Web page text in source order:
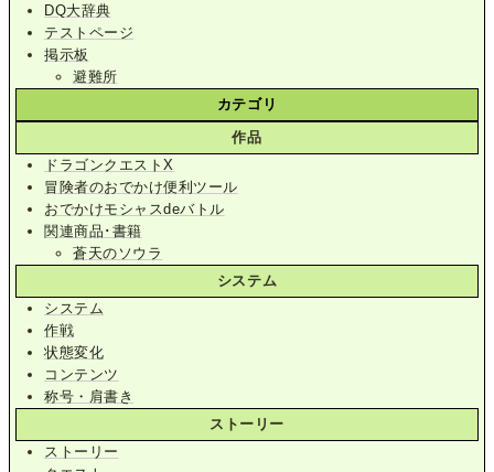
DQ大辞典
テストページ
掲示板
避難所
カテゴリ
作品
ドラゴンクエストX
冒険者のおでかけ便利ツール
おでかけモシャスdeバトル
関連商品･書籍
蒼天のソウラ
システム
システム
作戦
状態変化
コンテンツ
称号・肩書き
ストーリー
ストーリー